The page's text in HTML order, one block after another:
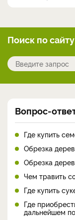
Поиск по сайту
Вопрос-
Где купить
Обрезка
Обрезка
Чем травить
Где купить
Где
дальнейшем